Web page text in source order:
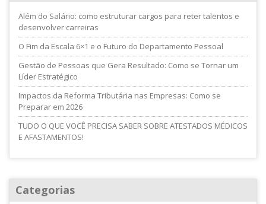
Além do Salário: como estruturar cargos para reter talentos e
desenvolver carreiras
O Fim da Escala 6×1 e o Futuro do Departamento Pessoal
Gestão de Pessoas que Gera Resultado: Como se Tornar um
Líder Estratégico
Impactos da Reforma Tributária nas Empresas: Como se
Preparar em 2026
TUDO O QUE VOCÊ PRECISA SABER SOBRE ATESTADOS MÉDICOS
E AFASTAMENTOS!
Categorias